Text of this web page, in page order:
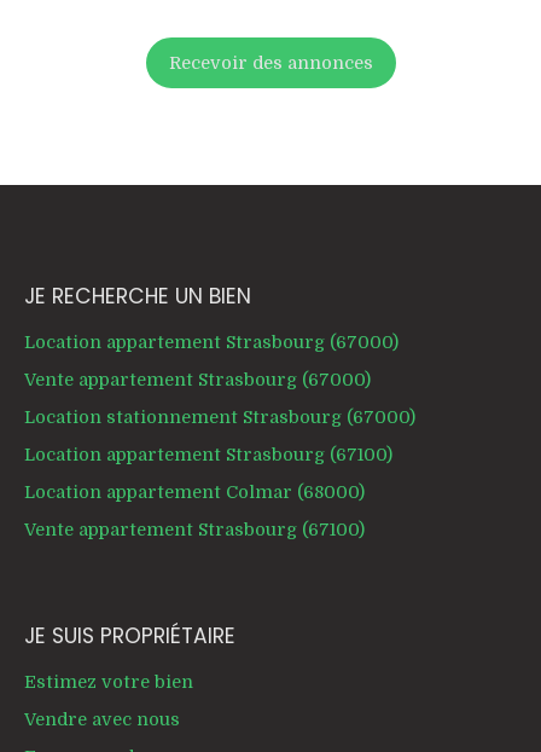
Recevoir des annonces
JE RECHERCHE UN BIEN
Location appartement Strasbourg (67000)
Vente appartement Strasbourg (67000)
Location stationnement Strasbourg (67000)
Location appartement Strasbourg (67100)
Location appartement Colmar (68000)
Vente appartement Strasbourg (67100)
JE SUIS PROPRIÉTAIRE
Estimez votre bien
Vendre avec nous